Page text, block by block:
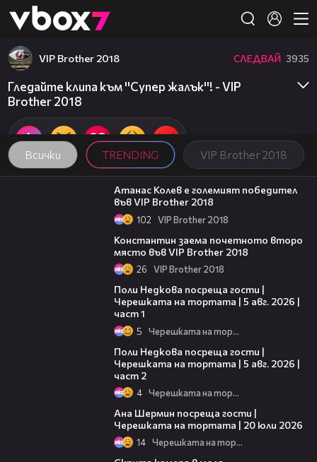
👾
Всички TRENDING VIP Brother 2018
VIP Brother 2018 СЛЕДВАЙ 3935
Гледайте клипа към ''Супер жалък''! - VIP
Brother 2018
06:03
Атанас Колев е големият победител
във VIP Brother 2018
102 VIP Brother 2018
Константин заема почетното второ
място във VIP Brother 2018
26 VIP Brother 2018
Поли Недкова посреща гости |
Черешката на тортата | 5 авг. 2026 |
част 1
5 Черешката на тортата
Поли Недкова посреща гости |
Черешката на тортата | 5 авг. 2026 |
част 2
4 Черешката на тортата
Ана Шермин посреща гости |
Черешката на тортата | 20 юли 2026
14 Черешката на тортата